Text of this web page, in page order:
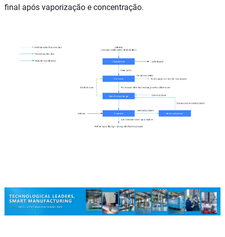
final após vaporização e concentração.